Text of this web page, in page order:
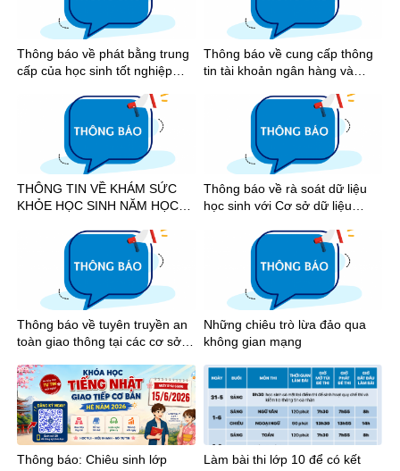
Thông báo về phát bằng trung
cấp của học sinh tốt nghiệp
Thông báo về cung cấp thông
tin tài khoản ngân hàng và
khích học tập học kỳ I năm học
THÔNG TIN VỀ KHÁM SỨC
KHỎE HỌC SINH NĂM HỌC
Thông báo về rà soát dữ liệu
học sinh với Cơ sở dữ liệu
Thông báo về tuyên truyền an
toàn giao thông tại các cơ sở
phố Hồ Chí Minh năm 2026
Những chiêu trò lừa đảo qua
không gian mạng
Thông báo: Chiêu sinh lớp
Làm bài thi lớp 10 để có kết